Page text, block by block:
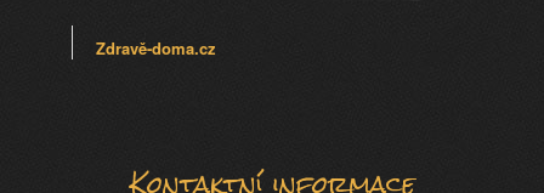
Zdravě-doma.cz